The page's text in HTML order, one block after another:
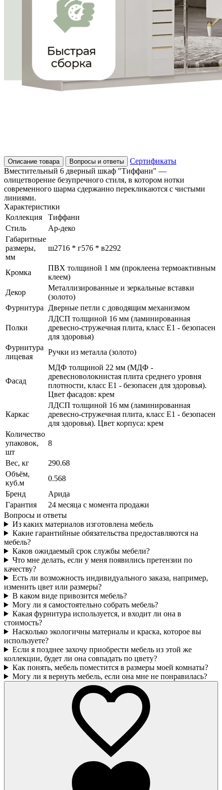
Описание товара Вопросы и ответы
Сертификаты
Вместительный 6 дверный шкаф "Тиффани" —
олицетворение безупречного стиля, в котором нотки
современного шарма сдержанно перекликаются с чистыми
линиями.
Характеристики
Коллекция
Тиффани
Стиль
Ар-деко
Габаритные
размеры,
мм
ш2716 * г576 * в2292
Кромка
ПВХ толщиной 1 мм (проклеена термоактивным
клеем)
Декор
Металлизированные и зеркальные вставки
(золото)
Фурнитура
Дверные петли с доводящим механизмом
Полки
ЛДСП толщиной 16 мм (ламинированная
древесно-стружечная плита, класс E1 - безопасен
для здоровья)
Фурнитура
лицевая
Ручки из металла (золото)
Фасад
МДФ толщиной 22 мм (МДФ -
древесноволокнистая плита среднего уровня
плотности, класс E1 - безопасен для здоровья).
Цвет фасадов: крем
Каркас
ЛДСП толщиной 16 мм (ламинированная
древесно-стружечная плита, класс E1 - безопасен
для здоровья). Цвет корпуса: крем
Количество
упаковок,
шт
8
Вес, кг
290.68
Объём,
куб.м
0.568
Бренд
Арида
Гарантия
24 месяца с момента продажи
Вопросы и ответы
Из каких материалов изготовлена мебель
Какие гарантийные обязательства предоставляются на
мебель?
Каков ожидаемый срок службы мебели?
Что мне делать, если у меня появились претензии по
качеству?
Есть ли возможность индивидуального заказа, например,
изменить цвет или размеры?
В каком виде привозится мебель?
Могу ли я самостоятельно собрать мебель?
Какая фурнитура используется, и входит ли она в
стоимость?
Насколько экологичны материалы и краска, которое вы
используете?
Если я позднее захочу приобрести мебель из этой же
коллекции, будет ли она совпадать по цвету?
Как понять, мебель поместится в размеры моей комнаты?
Могу ли я вернуть мебель, если она мне не понравилась?